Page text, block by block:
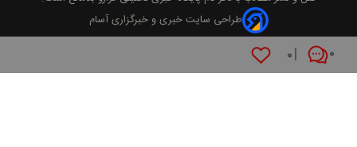
۰ ۰
طراحی سایت خبری و خبرگزاری آسام